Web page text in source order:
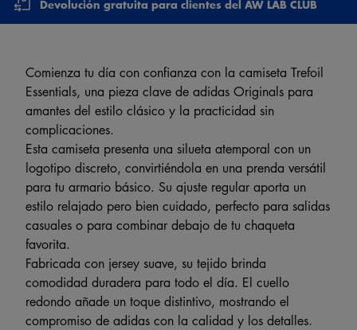
Devolución gratuita para clientes del AW LAB CLUB
Comienza tu día con confianza con la camiseta Trefoil
Essentials, una pieza clave de adidas Originals para
amantes del estilo clásico y la practicidad sin
complicaciones.
Esta camiseta presenta una silueta atemporal con un
logotipo discreto, convirtiéndola en una prenda versátil
para tu armario básico. Su ajuste regular aporta un
estilo relajado pero bien cuidado, perfecto para salidas
casuales o para combinar debajo de tu chaqueta
favorita.
Fabricada con jersey suave, su tejido brinda
comodidad duradera para todo el día. El cuello
redondo añade un toque distintivo, mostrando el
compromiso de adidas con la calidad y los detalles.